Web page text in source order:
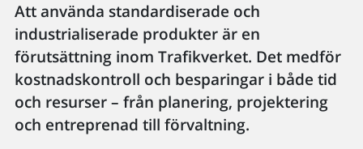
Att använda standardiserade och
industrialiserade produkter är en
förutsättning inom Trafikverket. Det medför
kostnadskontroll och besparingar i både tid
och resurser – från planering, projektering
och entreprenad till förvaltning.